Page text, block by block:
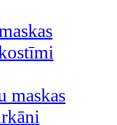
maskas